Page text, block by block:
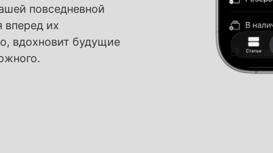
повседневной
их
вдохновит будущие